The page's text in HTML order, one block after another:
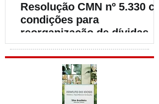
Resolução CMN nº 5.330
condições para
reorganização de dívidas de
cafeicultores